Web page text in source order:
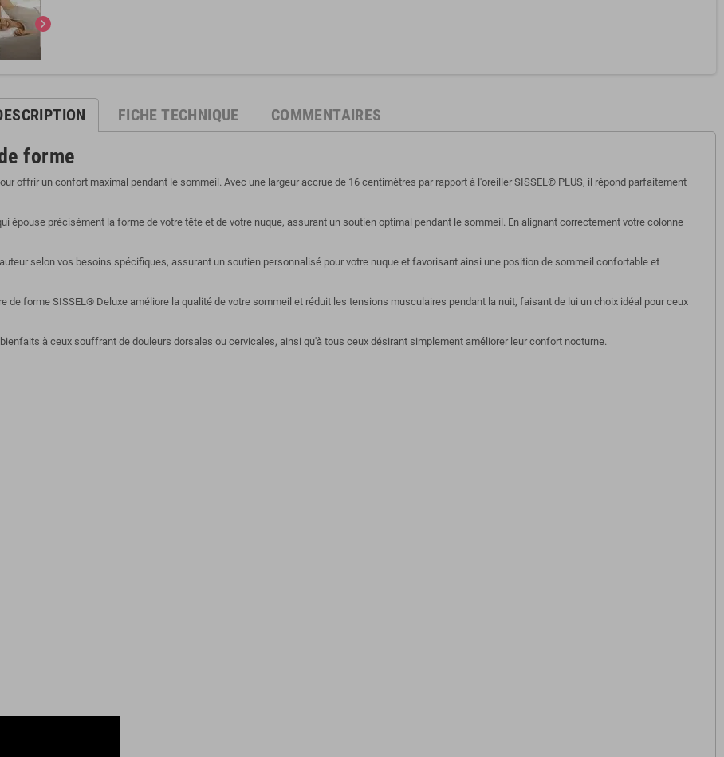
chevron_right
FICHE TECHNIQUE COMMENTAIRES
forme
offrir un confort maximal pendant le sommeil. Avec une largeur accrue de 16 centimètres par rapport à l'oreiller SISSEL® PLUS, il répond parfaitement
épouse précisément la forme de votre tête et de votre nuque, assurant un soutien optimal pendant le sommeil. En alignant correctement votre colonne
selon vos besoins spécifiques, assurant un soutien personnalisé pour votre nuque et favorisant ainsi une position de sommeil confortable et
forme SISSEL® Deluxe améliore la qualité de votre sommeil et réduit les tensions musculaires pendant la nuit, faisant de lui un choix idéal pour ceux
à ceux souffrant de douleurs dorsales ou cervicales, ainsi qu'à tous ceux désirant simplement améliorer leur confort nocturne.